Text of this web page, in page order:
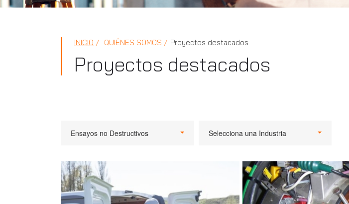
INICIO QUIÉNES SOMOS Proyectos destacados
Proyectos destacados
Ensayos no Destructivos Selecciona una Industria